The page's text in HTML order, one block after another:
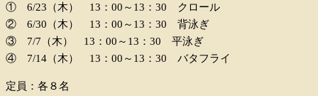
① 6/23（木） 13：00～13：30 クロール
② 6/30（木） 13：00～13：30 背泳ぎ
③ 7/7（木） 13：00～13：30 平泳ぎ
④ 7/14（木） 13：00～13：30 バタフライ
定員：各８名